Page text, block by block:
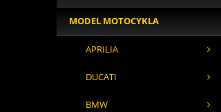
MODEL MOTOCYKLA
APRILIA
DUCATI
BMW